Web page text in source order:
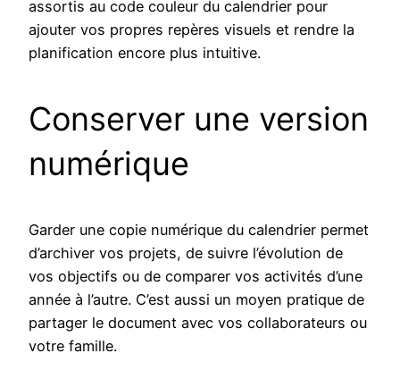
assortis au code couleur du calendrier pour
ajouter vos propres repères visuels et rendre la
planification encore plus intuitive.
Conserver une version
numérique
Garder une copie numérique du calendrier permet
d’archiver vos projets, de suivre l’évolution de
vos objectifs ou de comparer vos activités d’une
année à l’autre. C’est aussi un moyen pratique de
partager le document avec vos collaborateurs ou
votre famille.